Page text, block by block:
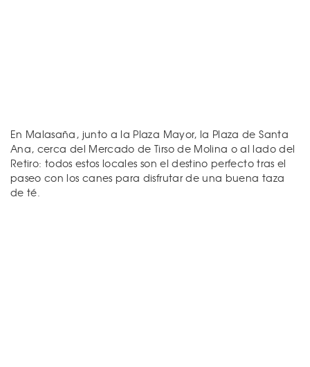
En Malasaña, junto a la Plaza Mayor, la Plaza de Santa
Ana, cerca del Mercado de Tirso de Molina o al lado del
Retiro: todos estos locales son el destino perfecto tras el
paseo con los canes para disfrutar de una buena taza
de té.